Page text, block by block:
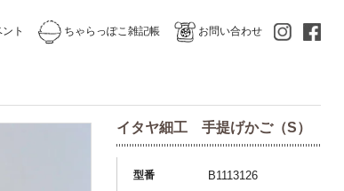
ト ちゃらっぽこ雑記帳 お問い合わせ
イタヤ細工 手提げかご（S）
型番 B1113126